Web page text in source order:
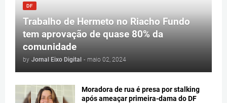
DF
Trabalho de Hermeto no Riacho Fundo
tem aprovação de quase 80% da
comunidade
by Jornal Eixo Digital - maio 02, 2024
Moradora de rua é presa por stalking
após ameaçar primeira-dama do DF